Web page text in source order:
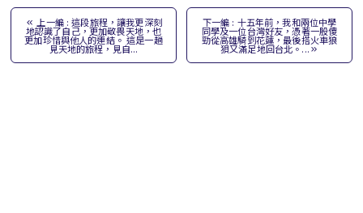
上一編 : 這段旅程，讓我更深刻
地認識了自己，更加敬畏天地，也
更加珍惜與他人的連結。 這是一趟
見天地的旅程，見自...
下一編 : 十五年前，我和兩位中學
同學及一位台灣好友，憑著一股傻
勁從高雄騎到花蓮，最後搭火車狼
狽又滿足地回台北。...